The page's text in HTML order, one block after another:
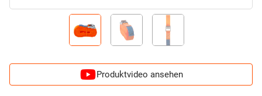
Produktvideo ansehen